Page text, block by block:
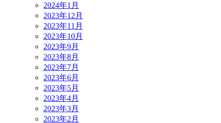
2024年1月
2023年12月
2023年11月
2023年10月
2023年9月
2023年8月
2023年7月
2023年6月
2023年5月
2023年4月
2023年3月
2023年2月